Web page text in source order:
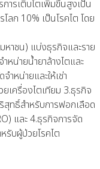
ารเติบโตเพิ่มขึ้นสูงเป็น
ลก 10% เป็นโรคไต โดย
าชน) แบ่งธุรกิจและราย
หน่ายน้ำยาล้างไตและ
ำหน่ายและให้เช่า
เครื่องไตเทียม 3.ธุรกิจ
สุทธิ์สำหรับการฟอกเลือด
และ 4.ธุรกิจการจัด
รับผู้ป่วยโรคไต